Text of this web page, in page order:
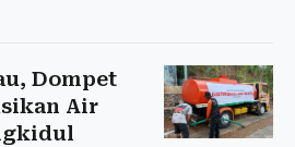
Dompet
Air